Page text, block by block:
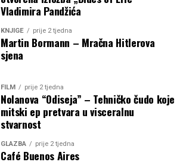
Vladimira Pandžića
KNJIGE prije 2 tjedna
Martin Bormann – Mračna Hitlerova
sjena
FILM prije 2 tjedna
Nolanova “Odiseja” – Tehničko čudo koje
mitski ep pretvara u visceralnu
stvarnost
GLAZBA prije 2 tjedna
Café Buenos Aires